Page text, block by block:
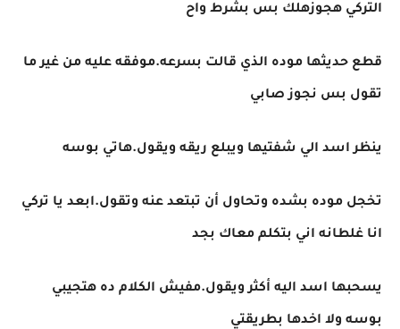
التركي هجوزهلك بس بشرط واح
قطع حديثها موده الذي قالت بسرعه.موفقه عليه من غير ما
تقول بس نجوز صابي
ينظر اسد الي شفتيها ويبلع ريقه ويقول.هاتي بوسه
تخجل موده بشده وتحاول أن تبتعد عنه وتقول.ابعد يا تركي
انا غلطانه اني بتكلم معاك بجد
يسحبها اسد اليه أكثر ويقول.مفيش الكلام ده هتجيبي
بوسه ولا اخدها بطريقتي